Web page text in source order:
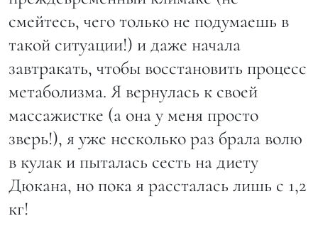
смейтесь, чего только не подумаешь в
такой ситуации!) и даже начала
завтракать, чтобы восстановить процесс
метаболизма. Я вернулась к своей
массажистке (а она у меня просто
зверь!), я уже несколько раз брала волю
в кулак и пыталась сесть на диету
Дюкана, но пока я рассталась лишь с 1,2
кг!